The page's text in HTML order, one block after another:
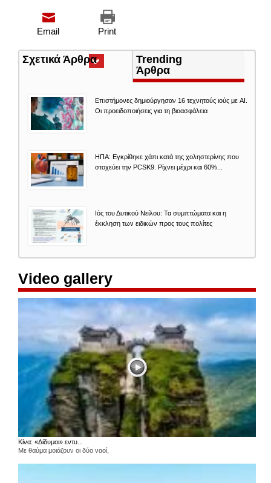
Print
Email
Σχετικά Άρθρα(ενεργή
καρτέλα)
Trending
Άρθρα
Επιστήμονες δημιούργησαν 16 τεχνητούς ιούς με AI.
Οι προειδοποιήσεις για τη βιοασφάλεια
ΗΠΑ: Εγκρίθηκε χάπι κατά της χοληστερίνης που
στοχεύει την PCSK9. Ρίχνει μέχρι και 60%...
Ιός του Δυτικού Νείλου: Τα συμπτώματα και η
έκκληση των ειδικών προς τους πολίτες
Video gallery
Κίνα: «Δίδυμοι» εντυ...
Με θαύμα μοιάζουν οι δύο ναοί,